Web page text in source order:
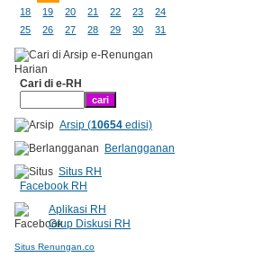
18
19 20 21 22 23
24
25
26 27 28 29 30 31
Cari di e-RH
Arsip (10654edisi)
Berlangganan
Situs RH
Facebook RH
Aplikasi RH
Grup Diskusi RH
Situs Renungan.co